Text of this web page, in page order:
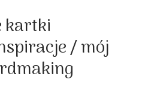
kartki
/ mój